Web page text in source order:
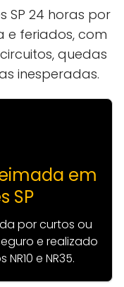
SP 24 horas por
e feriados, com
quedas
inesperadas.
em
SP
por curtos ou
e realizado
e NR35.